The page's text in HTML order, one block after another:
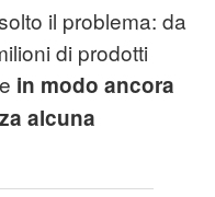
il problema: da
di prodotti
in modo ancora
alcuna